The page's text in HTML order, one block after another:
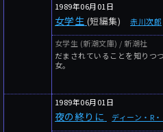
1989年06月01日
女学生 (短編集) 赤川次郎
女学生 (新潮文庫) / 新潮社
だまされていることを知りつ
女。
1989年06月01日
夜の終りに ディーン・R